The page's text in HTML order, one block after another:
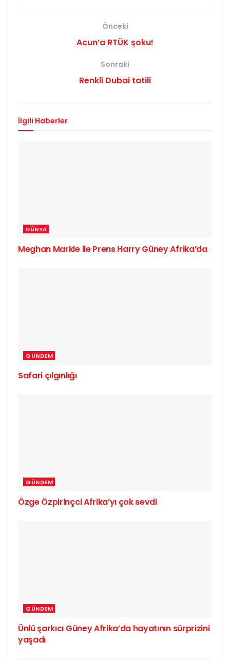
Önceki
Acun’a RTÜK şoku!
Sonraki
Renkli Dubai tatili
İlgili Haberler
DÜNYA
Meghan Markle ile Prens Harry Güney Afrika’da
GÜNDEM
Safari çılgınlığı
GÜNDEM
Özge Özpirinçci Afrika’yı çok sevdi
GÜNDEM
Ünlü şarkıcı Güney Afrika’da hayatının sürprizini
yaşadı